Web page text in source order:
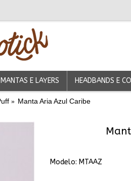
MANTAS E LAYERS HEADBANDS E
Manta Aria Azul Caribe
Modelo: MTAAZ